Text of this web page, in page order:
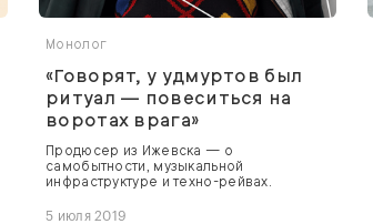
Монолог
«Говорят, у удмуртов был
ритуал — повеситься на
воротах врага»
Продюсер из Ижевска — о
самобытности, музыкальной
инфраструктуре и техно-рейвах.
5 июля 2019